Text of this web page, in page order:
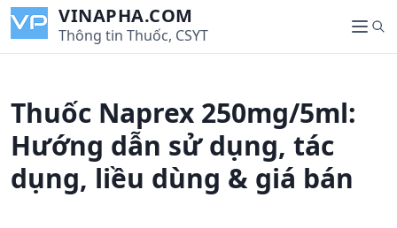
i
VINAPHA.COM
Thông tin Thuốc, CSYT
M
e
S
e
Thuốc Naprex 250mg/5ml:
Hướng dẫn sử dụng, tác
dụng, liều dùng & giá bán